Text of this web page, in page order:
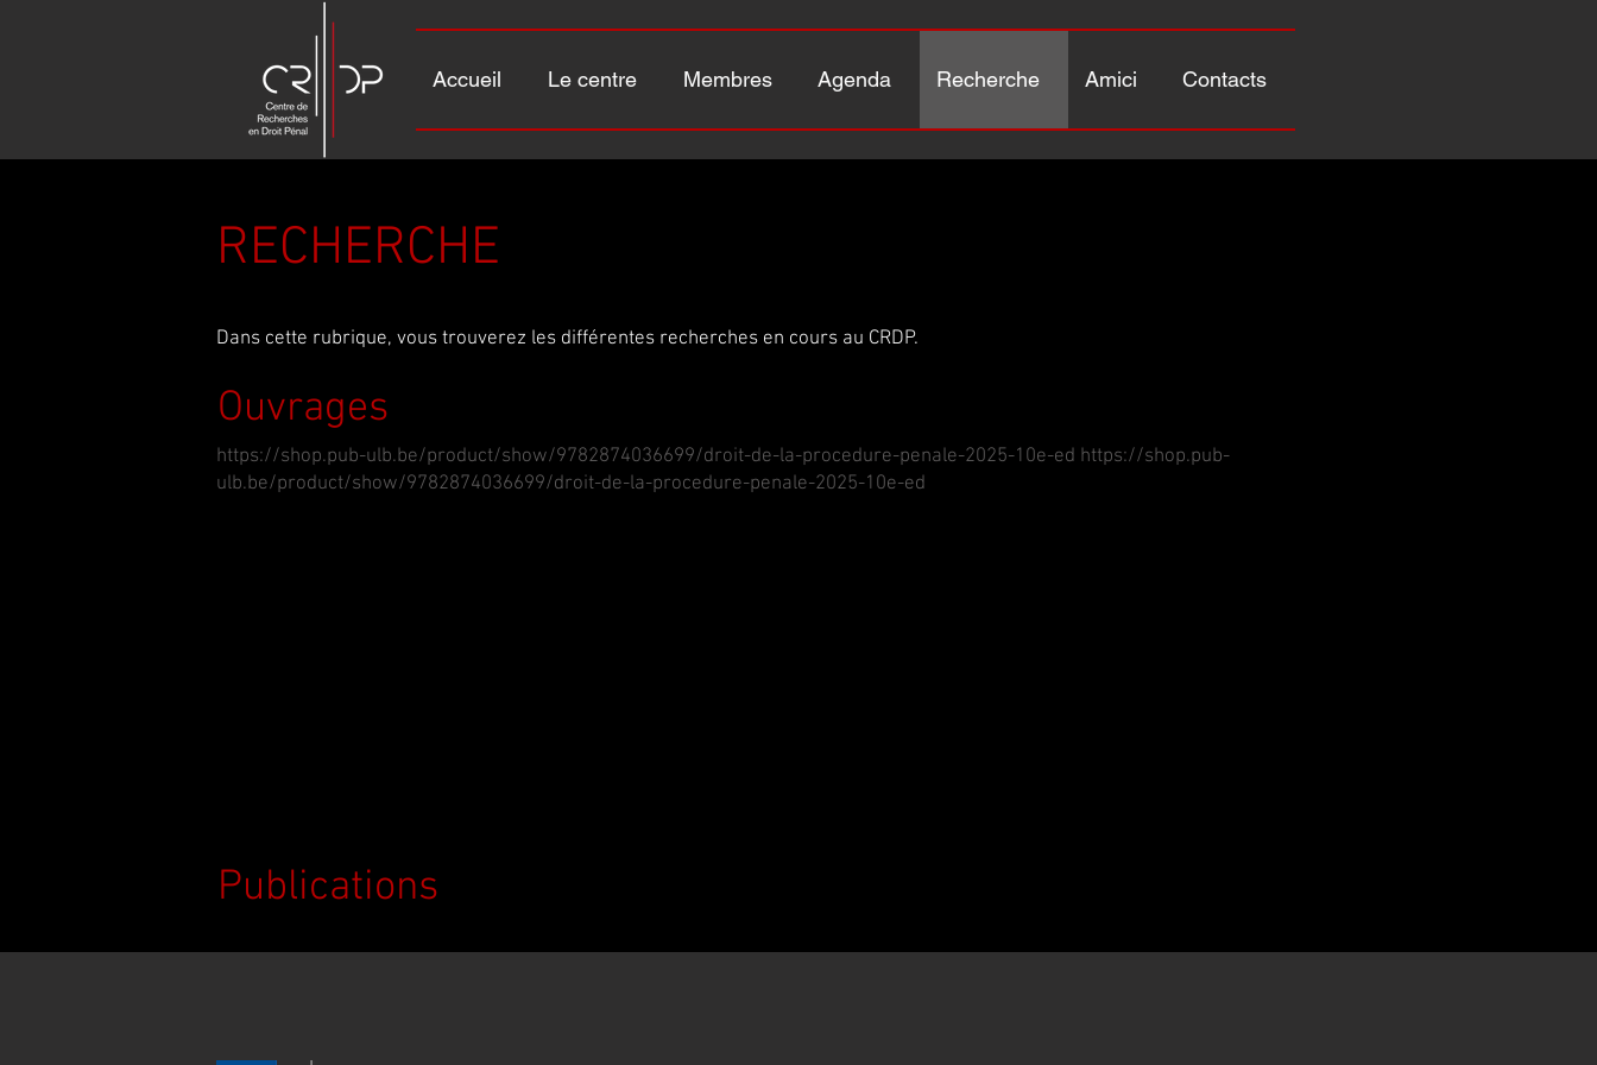
Accueil Le centre Membres Agenda Recherche Amici Contacts
RECHERCHE
Dans cette rubrique, vous trouverez les différentes recherches en cours au CRDP.
Ouvrages
https://shop.pub-ulb.be/product/show/9782874036699/droit-de-la-procedure-penale-2025-10e-ed https://shop.pub-
ulb.be/product/show/9782874036699/droit-de-la-procedure-penale-2025-10e-ed
Publications